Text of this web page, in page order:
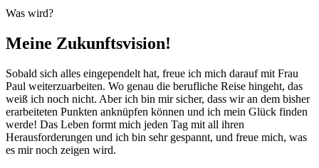
Was wird?
Meine Zukunftsvision!
Sobald sich alles eingependelt hat, freue ich mich darauf mit Frau
Paul weiterzuarbeiten. Wo genau die berufliche Reise hingeht, das
weiß ich noch nicht. Aber ich bin mir sicher, dass wir an dem bisher
erarbeiteten Punkten anknüpfen können und ich mein Glück finden
werde! Das Leben formt mich jeden Tag mit all ihren
Herausforderungen und ich bin sehr gespannt, und freue mich, was
es mir noch zeigen wird.